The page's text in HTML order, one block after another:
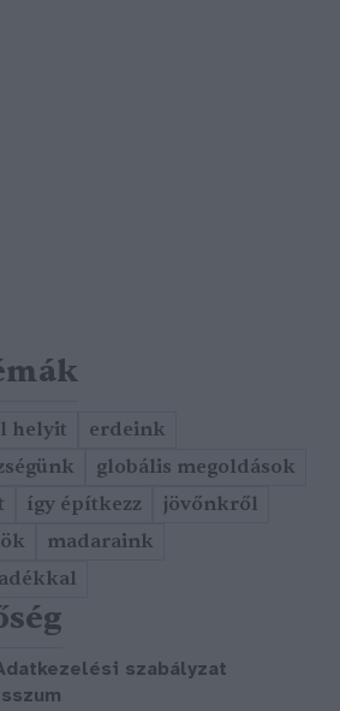
helyit
erdeink
globális megoldások
így építkezz
jövőnkről
madaraink
szabályzat